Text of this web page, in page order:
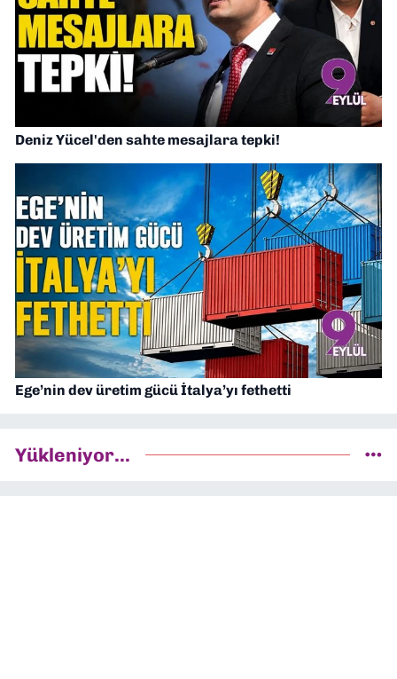
Deniz Yücel'den sahte mesajlara tepki!
Ege’nin dev üretim gücü İtalya’yı fethetti
Yükleniyor...